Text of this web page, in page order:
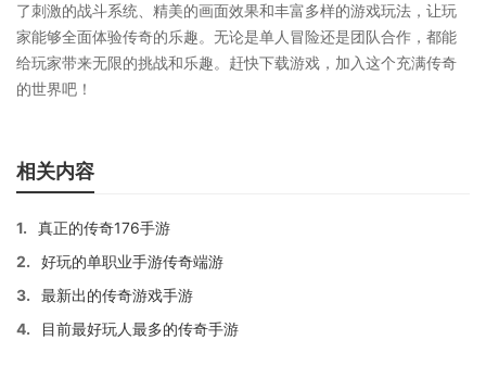
了刺激的战斗系统、精美的画面效果和丰富多样的游戏玩法，让玩
家能够全面体验传奇的乐趣。无论是单人冒险还是团队合作，都能
给玩家带来无限的挑战和乐趣。赶快下载游戏，加入这个充满传奇
的世界吧！
相关内容
1.
真正的传奇176手游
2.
好玩的单职业手游传奇端游
3.
最新出的传奇游戏手游
4.
目前最好玩人最多的传奇手游